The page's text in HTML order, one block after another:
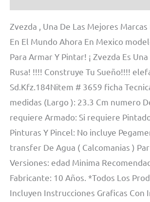
Zvezda , Una De Las Mejores
En El Mundo Ahora En Mexico
Para Armar Y Pintar! ¡ Zvezda Es
Rusa! !!!! Construye Tu Sueño!!!!
Sd.Kfz.184Nitem # 3659 ficha
medidas (Largo ): 23.3 Cm numero
requiere Armado: Si requiere
Pinturas Y Pincel: No incluye
transfer De Agua ( Calcomanias )
Versiones: edad Minima
Fabricante: 10 Años. *Todos Los
Incluyen Instrucciones Graficas Con